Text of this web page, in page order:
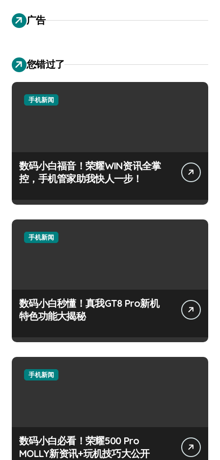
广告
您错过了
手机新闻
数码小白福音！荣耀WIN资讯全掌
控，手机管家助我快人一步！
手机新闻
数码小白秒懂！真我GT8 Pro新机
特色功能大揭秘
手机新闻
数码小白必看！荣耀500 Pro
MOLLY新资讯+玩机技巧大公开